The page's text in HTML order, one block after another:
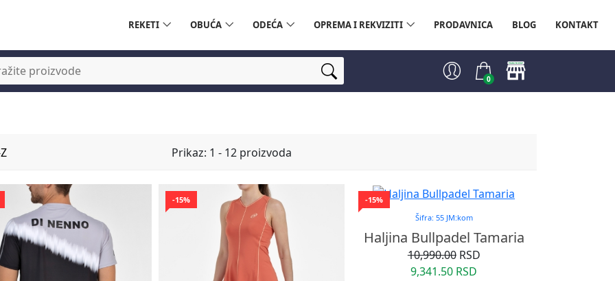
REKETI OBUĆA ODEĆA OPREMA I REKVIZITI PRODAVNICA BLOG KONTAKT
0
Prikaz: 1 - 12 proizvoda
-15%
-15%
Šifra: 55 JM:kom
Haljina Bullpadel Tamaria
10,990.00RSD
9,341.50 RSD